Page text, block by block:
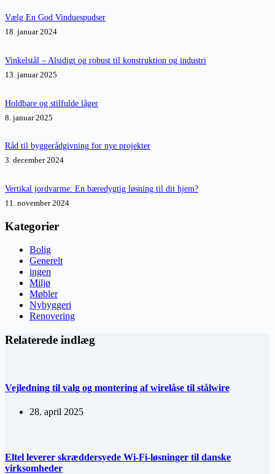
Vælg En God Vinduespudser
18. januar 2024
Vinkelstål – Alsidigt og robust til konstruktion og industri
13. januar 2025
Holdbare og stilfulde låger
8. januar 2025
Råd til byggerådgivning for nye projekter
3. december 2024
Vertikal jordvarme: En bæredygtig løsning til dit hjem?
11. november 2024
Kategorier
Bolig
Generelt
ingen
Miljø
Møbler
Nybyggeri
Renovering
Relaterede indlæg
Vejledning til valg og montering af wirelåse til stålwire
28. april 2025
Eltel leverer skræddersyede Wi-Fi-løsninger til danske
virksomheder